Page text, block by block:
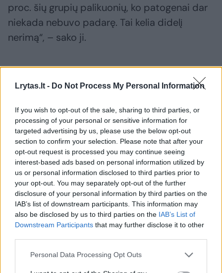
Lrytas.lt - Do Not Process My Personal Information
If you wish to opt-out of the sale, sharing to third parties, or
processing of your personal or sensitive information for
targeted advertising by us, please use the below opt-out
section to confirm your selection. Please note that after your
opt-out request is processed you may continue seeing
interest-based ads based on personal information utilized by
us or personal information disclosed to third parties prior to
your opt-out. You may separately opt-out of the further
disclosure of your personal information by third parties on the
IAB’s list of downstream participants. This information may
also be disclosed by us to third parties on the IAB’s List of
Downstream Participants that may further disclose it to other
Personal Data Processing Opt Outs
proc. šių grupių palikuonių, ko patogenai dar
niekada nebuvo padarę. Tai kelia didelį
nerimą“, – sako ji.
„Be to, mus visus nustebino šio viruso
gebėjimas prisitaikyti prie dešimčių žinduolių
esminis šio viruso keliamas pavojus“, –
priduria mokslininkė.